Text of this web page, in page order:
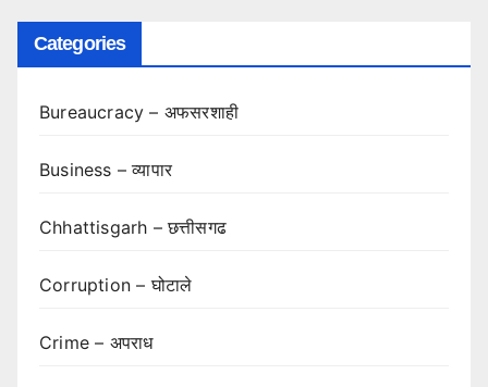
Categories
Bureaucracy – अफसरशाही
Business – व्यापार
Chhattisgarh – छत्तीसगढ
Corruption – घोटाले
Crime – अपराध